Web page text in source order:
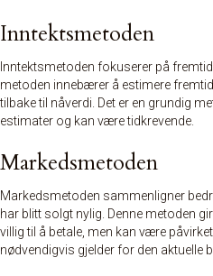
Inntektsmetoden
Inntektsmetoden fokuserer på
metoden innebærer å estimere
tilbake til nåverdi. Det er en grundig
estimater og kan være tidkrevende.
Markedsmetoden
Markedsmetoden sammenligner
har blitt solgt nylig. Denne metoden
villig til å betale, men kan være
nødvendigvis gjelder for den aktuelle